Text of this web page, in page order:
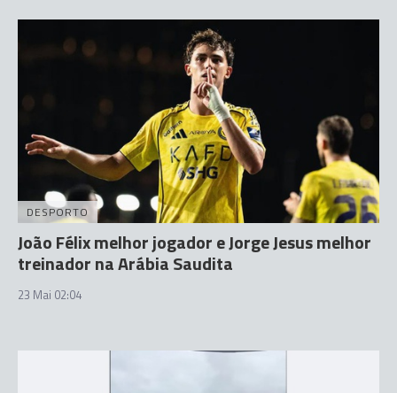
DESPORTO
João Félix melhor jogador e Jorge Jesus melhor
treinador na Arábia Saudita
23 Mai 02:04